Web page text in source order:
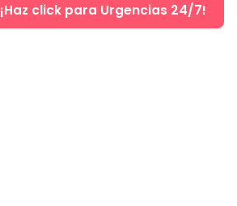
¡Haz click para Urgencias 24/7!